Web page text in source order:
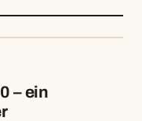
– ein